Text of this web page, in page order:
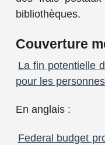
bibliothèques.
Couverture
La fin potentielle
pour les
En anglais :
Federal budget